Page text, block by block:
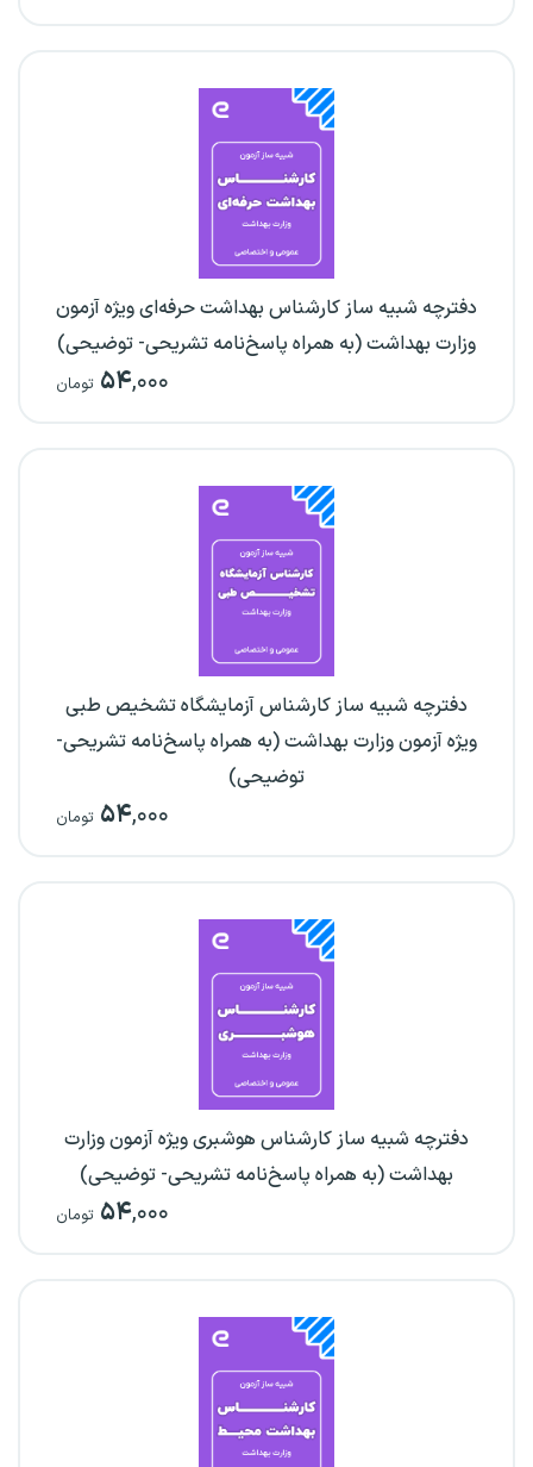
دفترچه شبیه ساز کارشناس بهداشت حرفه‌ای ویژه آزمون
وزارت بهداشت (به همراه پاسخ‌نامه تشریحی- توضیحی)
۵۴,۰۰۰ تومان
دفترچه شبیه ساز کارشناس آزمایشگاه تشخیص طبی
ویژه آزمون وزارت بهداشت (به همراه پاسخ‌نامه تشریحی-
توضیحی)
۵۴,۰۰۰ تومان
دفترچه شبیه ساز کارشناس هوشبری ویژه آزمون وزارت
بهداشت (به همراه پاسخ‌نامه تشریحی- توضیحی)
۵۴,۰۰۰ تومان